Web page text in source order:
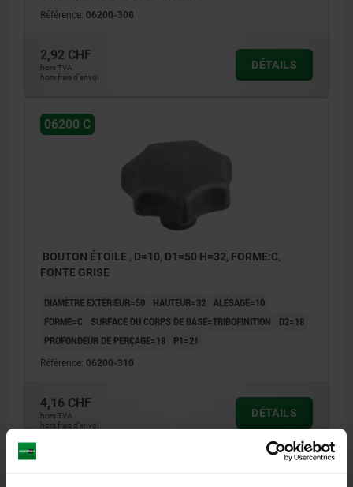
Référence: 06200-308
2,92 CHF
hors TVA
hors frais d’envoi
DÉTAILS
06200 C
BOUTON ÉTOILE , D=10, D1=50 H=32, FORME:C,
FONTE GRISE
DIAMÈTRE EXTÉRIEUR=50 HAUTEUR=32 ALÉSAGE=10
FORME=C
SURFACE DU CORPS DE BASE=TRIBOFINITION
D2=18
PROFONDEUR DE PERÇAGE=18
P1=21
Référence: 06200-310
4,16 CHF
hors TVA
hors frais d’envoi
DÉTAILS